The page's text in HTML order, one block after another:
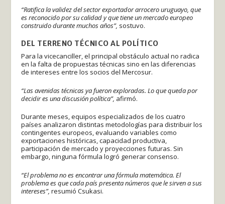
“Ratifica la validez del sector exportador arrocero uruguayo, que
es reconocido por su calidad y que tiene un mercado europeo
construido durante muchos años”, sostuvo.
DEL TERRENO TÉCNICO AL POLÍTICO
Para la vicecanciller, el principal obstáculo actual no radica
en la falta de propuestas técnicas sino en las diferencias
de intereses entre los socios del Mercosur.
“Las avenidas técnicas ya fueron exploradas. Lo que queda por
decidir es una discusión política”, afirmó.
Durante meses, equipos especializados de los cuatro
países analizaron distintas metodologías para distribuir los
contingentes europeos, evaluando variables como
exportaciones históricas, capacidad productiva,
participación de mercado y proyecciones futuras. Sin
embargo, ninguna fórmula logró generar consenso.
“El problema no es encontrar una fórmula matemática. El
problema es que cada país presenta números que le sirven a sus
intereses”, resumió Csukasi.